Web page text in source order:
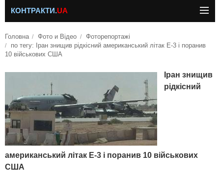
КОНТРАКТИ.UA
Головна Фото и Відео
Фоторепортажі
по тегу: Іран знищив рідкісний американський літак E-3 і поранив
10 військових США
Іран знищив
рідкісний
американський літак E-3 і поранив 10 військових
США